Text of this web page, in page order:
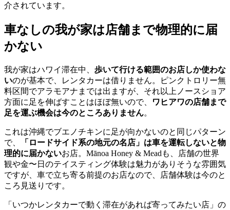
介されています。
車なしの我が家は店舗まで物理的に届
かない
我が家はハワイ滞在中、 歩いて行ける範囲のお店しか使わな
いのが基本で、レンタカーは借りません。ピンクトロリー無
料区間でアラモアナまでは出ますが、それ以上ノースショア
方面に足を伸ばすことはほぼ無いので、
ワヒアワの店舗まで
足を運ぶ機会は今のところありません。
これは沖縄でブエノチキンに足が向かないのと同じパターン
で、
「ロードサイド系の地元の名店」は車を運転しないと物
理的に届かないお店。Mānoa Honey & Meadも、店舗の世界
観や金〜日のテイスティング体験は魅力がありそうな雰囲気
ですが、車で立ち寄る前提のお店なので、店舗体験は今のと
ころ見送りです。
「いつかレンタカーで動く滞在があれば寄ってみたい店」の